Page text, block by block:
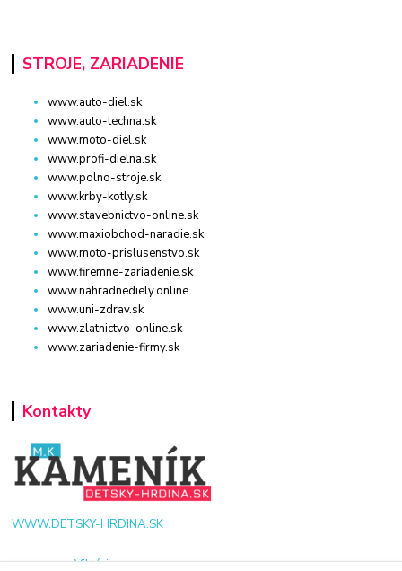
STROJE, ZARIADENIE
www.auto-diel.sk
www.auto-techna.sk
www.moto-diel.sk
www.profi-dielna.sk
www.polno-stroje.sk
www.krby-kotly.sk
www.stavebnictvo-online.sk
www.maxiobchod-naradie.sk
www.moto-prislusenstvo.sk
www.firemne-zariadenie.sk
www.nahradnediely.online
www.uni-zdrav.sk
www.zlatnictvo-online.sk
www.zariadenie-firmy.sk
Kontakty
WWW.DETSKY-HRDINA.SK
Viktória